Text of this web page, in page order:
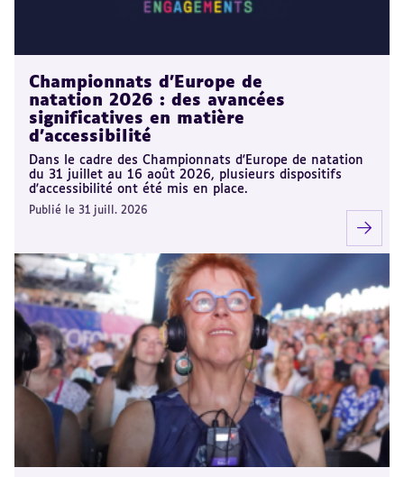
Championnats d'Europe de
natation 2026 : des avancées
significatives en matière
d'accessibilité
Dans le cadre des Championnats d'Europe de natation
du 31 juillet au 16 août 2026, plusieurs dispositifs
d'accessibilité ont été mis en place.
Publié le 31 juill. 2026